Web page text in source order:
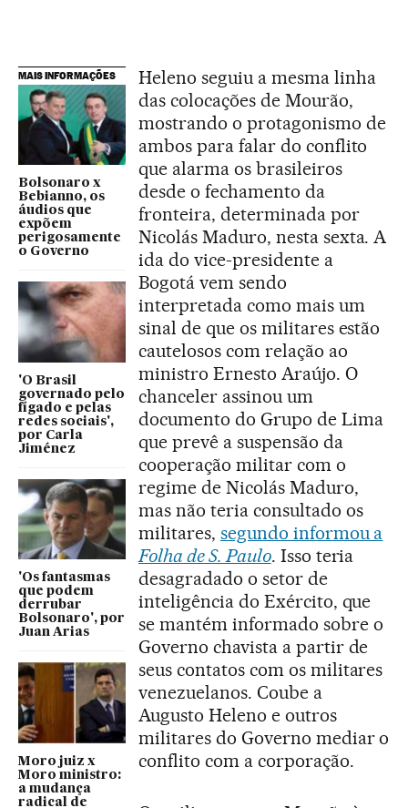
MAIS INFORMAÇÕES
Bolsonaro x
Bebianno, os
áudios que
expõem
perigosamente
o Governo
'O Brasil
governado pelo
fígado e pelas
redes sociais',
por Carla
Jiménez
'Os fantasmas
que podem
derrubar
Bolsonaro', por
Juan Arias
Moro juiz x
Moro ministro:
a mudança
radical de
Heleno seguiu a mesma linha
das colocações de Mourão,
mostrando o protagonismo de
ambos para falar do conflito
que alarma os brasileiros
desde o fechamento da
fronteira, determinada por
Nicolás Maduro, nesta sexta. A
ida do vice-presidente a
Bogotá vem sendo
interpretada como mais um
sinal de que os militares estão
cautelosos com relação ao
ministro Ernesto Araújo. O
chanceler assinou um
documento do Grupo de Lima
que prevê a suspensão da
cooperação militar com o
regime de Nicolás Maduro,
mas não teria consultado os
militares, segundo informou a
Folha de S. Paulo. Isso teria
desagradado o setor de
inteligência do Exército, que
se mantém informado sobre o
Governo chavista a partir de
seus contatos com os militares
venezuelanos. Coube a
Augusto Heleno e outros
militares do Governo mediar o
conflito com a corporação.